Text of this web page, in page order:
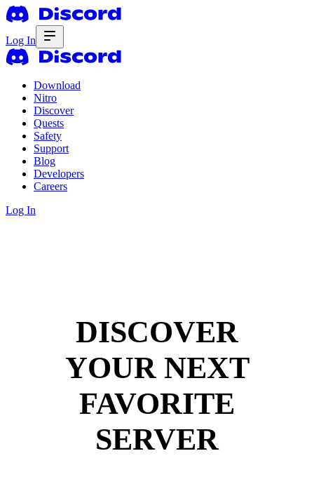
Log In
Download
Nitro
Discover
Quests
Safety
Support
Blog
Developers
Careers
Log In
DISCOVER
YOUR NEXT
FAVORITE
SERVER